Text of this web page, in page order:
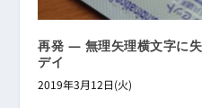
再発 ― 無理矢理横文字に
デイ
2019年3月12日(火)